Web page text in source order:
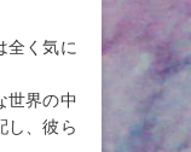
全く気に
世界の中
し、彼ら